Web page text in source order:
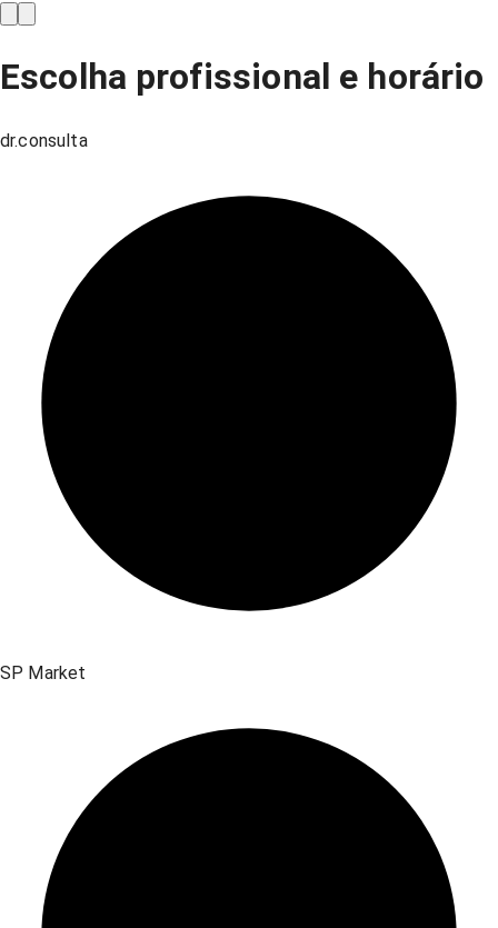
Escolha profissional e horário
dr.consulta
SP Market